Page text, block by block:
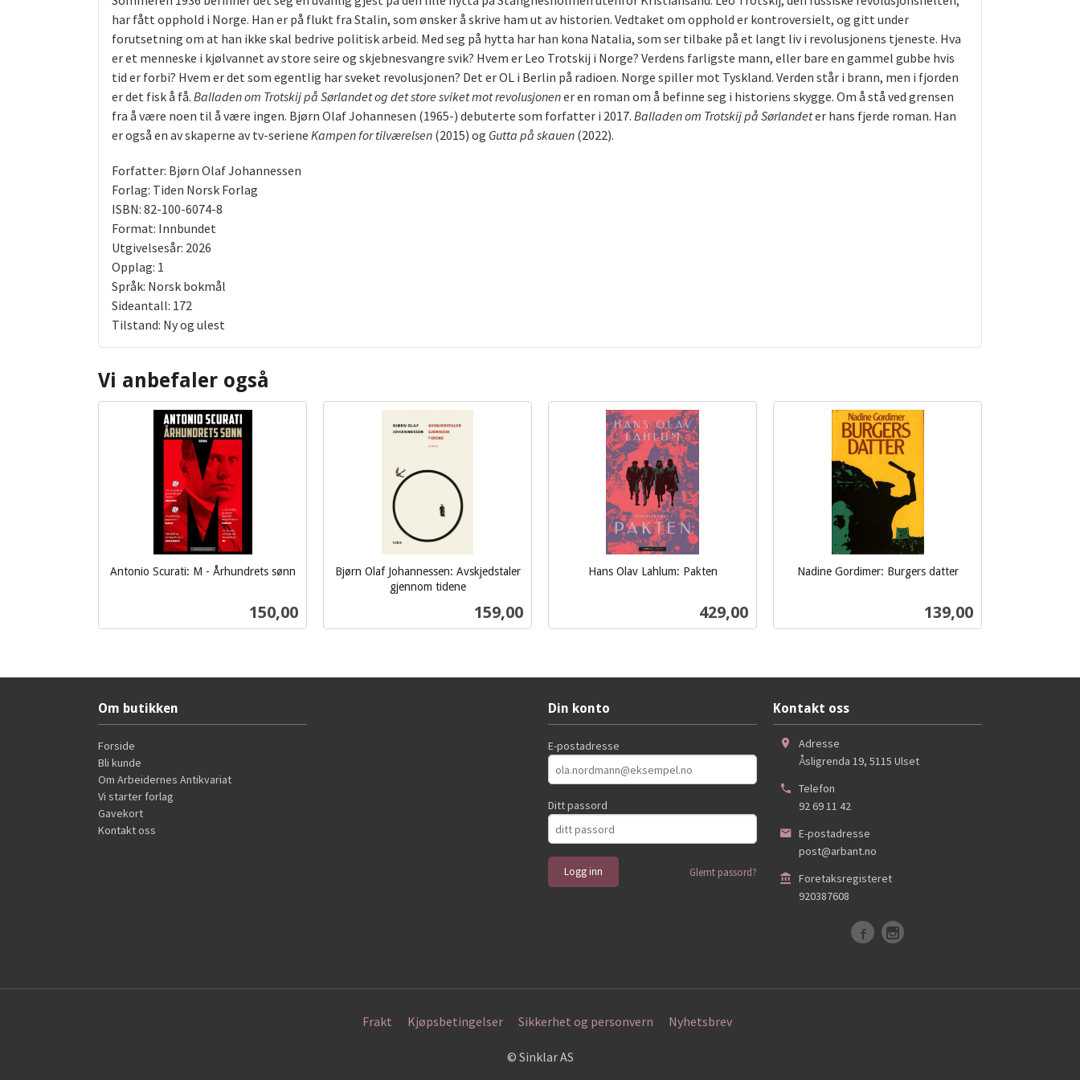
har fått opphold i Norge. Han er på flukt fra Stalin, som ønsker å skrive ham ut av historien. Vedtaket om opphold er kontroversielt, og gitt under
forutsetning om at han ikke skal bedrive politisk arbeid. Med seg på hytta har han kona Natalia, som ser tilbake på et langt liv i revolusjonens tjeneste. Hva
er et menneske i kjølvannet av store seire og skjebnesvangre svik? Hvem er Leo Trotskij i Norge? Verdens farligste mann, eller bare en gammel gubbe hvis
tid er forbi? Hvem er det som egentlig har sveket revolusjonen? Det er OL i Berlin på radioen. Norge spiller mot Tyskland. Verden står i brann, men i fjorden
er det fisk å få. Balladen om Trotskij på Sørlandet og det store sviket mot revolusjonener en roman om å befinne seg i historiens skygge. Om å stå ved grensen
fra å være noen til å være ingen. Bjørn Olaf Johannesen (1965-) debuterte som forfatter i 2017. Balladen om Trotskij på Sørlandeter hans fjerde roman. Han
er også en av skaperne av tv-seriene Kampen for tilværelsen (2015) og Gutta på skauen (2022).
Forfatter: Bjørn Olaf Johannessen
Forlag: Tiden Norsk Forlag
ISBN: 82-100-6074-8
Format: Innbundet
Utgivelsesår: 2026
Opplag: 1
Språk: Norsk bokmål
Sideantall: 172
Tilstand: Ny og ulest
Vi anbefaler også
Antonio Scurati: M - Århundrets sønn
Pris
150,00
Bjørn Olaf Johannessen: Avskjedstaler
gjennom tidene
Pris
159,00
Hans Olav Lahlum: Pakten
Pris
429,00
Nadine Gordimer: Burgers datter
Pris
139,00
Om butikken
Forside
Bli kunde
Om Arbeidernes Antikvariat
Vi starter forlag
Gavekort
Kontakt oss
Din konto
E-postadresse
Ditt passord
Glemt passord?
Kontakt oss
Adresse
Åsligrenda 19, 5115 Ulset
Telefon
92 69 11 42
E-postadresse
post@arbant.no
Foretaksregisteret
920387608
Frakt Kjøpsbetingelser Sikkerhet og personvern Nyhetsbrev
© Sinklar AS